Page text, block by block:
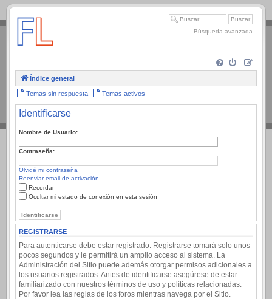
.
Búsqueda avanzada
Índice general
Temas sin respuesta Temas activos
Identificarse
Nombre de Usuario:
Contraseña:
Olvidé mi contraseña
Reenviar email de activación
Recordar
Ocultar mi estado de conexión en esta sesión
REGISTRARSE
Para autenticarse debe estar registrado. Registrarse tomará solo unos
pocos segundos y le permitirá un amplio acceso al sistema. La
Administración del Sitio puede además otorgar permisos adicionales a
los usuarios registrados. Antes de identificarse asegúrese de estar
familiarizado con nuestros términos de uso y políticas relacionadas.
Por favor lea las reglas de los foros mientras navega por el Sitio.